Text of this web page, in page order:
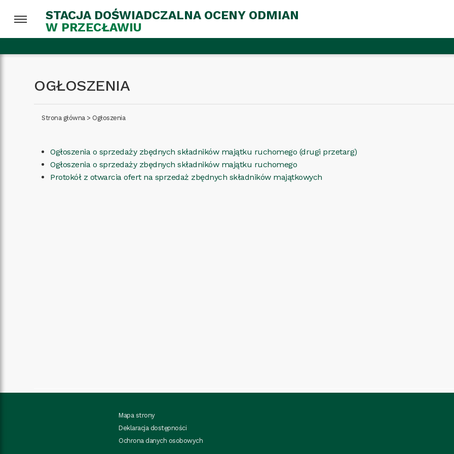
STACJA DOŚWIADCZALNA OCENY ODMIAN
W PRZECŁAWIU
OGŁOSZENIA
Strona główna> Ogłoszenia
Ogłoszenia o sprzedaży zbędnych składników majątku ruchomego (drugi przetarg)
Ogłoszenia o sprzedaży zbędnych składników majątku ruchomego
Protokół z otwarcia ofert na sprzedaż zbędnych składników majątkowych
Mapa strony
Deklaracja dostępności
Ochrona danych osobowych